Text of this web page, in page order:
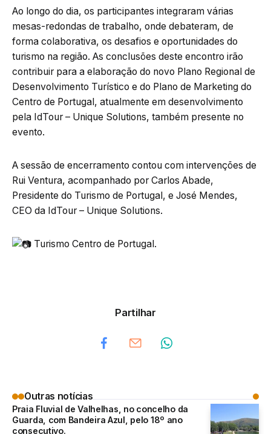
Ao longo do dia, os participantes integraram várias
mesas-redondas de trabalho, onde debateram, de
forma colaborativa, os desafios e oportunidades do
turismo na região. As conclusões deste encontro irão
contribuir para a elaboração do novo Plano Regional de
Desenvolvimento Turístico e do Plano de Marketing do
Centro de Portugal, atualmente em desenvolvimento
pela IdTour – Unique Solutions, também presente no
evento.
A sessão de encerramento contou com intervenções de
Rui Ventura, acompanhado por Carlos Abade,
Presidente do Turismo de Portugal, e José Mendes,
CEO da IdTour – Unique Solutions.
Turismo Centro de Portugal.
Partilhar
Outras notícias
Praia Fluvial de Valhelhas, no concelho da
Guarda, com Bandeira Azul, pelo 18º ano
consecutivo.